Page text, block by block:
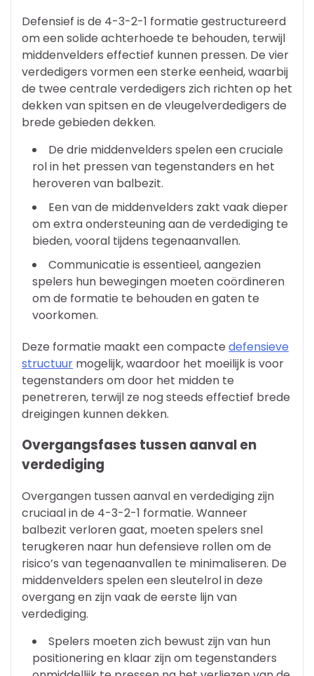
Defensief is de 4-3-2-1 formatie gestructureerd
om een solide achterhoede te behouden, terwijl
middenvelders effectief kunnen pressen. De vier
verdedigers vormen een sterke eenheid, waarbij
de twee centrale verdedigers zich richten op het
dekken van spitsen en de vleugelverdedigers de
brede gebieden dekken.
De drie middenvelders spelen een cruciale
rol in het pressen van tegenstanders en het
heroveren van balbezit.
Een van de middenvelders zakt vaak dieper
om extra ondersteuning aan de verdediging te
bieden, vooral tijdens tegenaanvallen.
Communicatie is essentieel, aangezien
spelers hun bewegingen moeten coördineren
om de formatie te behouden en gaten te
voorkomen.
Deze formatie maakt een compacte defensieve
structuur mogelijk, waardoor het moeilijk is voor
tegenstanders om door het midden te
penetreren, terwijl ze nog steeds effectief brede
dreigingen kunnen dekken.
Overgangsfases tussen aanval en
verdediging
Overgangen tussen aanval en verdediging zijn
cruciaal in de 4-3-2-1 formatie. Wanneer
balbezit verloren gaat, moeten spelers snel
terugkeren naar hun defensieve rollen om de
risico’s van tegenaanvallen te minimaliseren. De
middenvelders spelen een sleutelrol in deze
overgang en zijn vaak de eerste lijn van
verdediging.
Spelers moeten zich bewust zijn van hun
positionering en klaar zijn om tegenstanders